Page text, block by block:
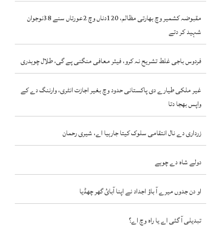
مقبوضہ کشمیر وچ بھارتی مظالم، 120دناں وچ 2عورتاں سنے 38نوجوان
شہید کر دتے
فردوس باجی غلط تشریح نہ کرو، فیئر معافی منگنی پے گی، طلال چوہدری
غیر ملکی طیارے دی پاکستانی حدود وچ بغیر اجازت انٹری، وارننگ دے کے
واپس بھجا دتا
زرداری دے نال انتقامی سلوک کیتا جارہیا اے، شیری رحمان
دولے شاہ دے چوہے
او دن جدوں میرے آ باؤ اجداد نے اپنا آبائ گھر چھڈیا
تبدیلی آ گئی اے یا راہ وچ اے؟